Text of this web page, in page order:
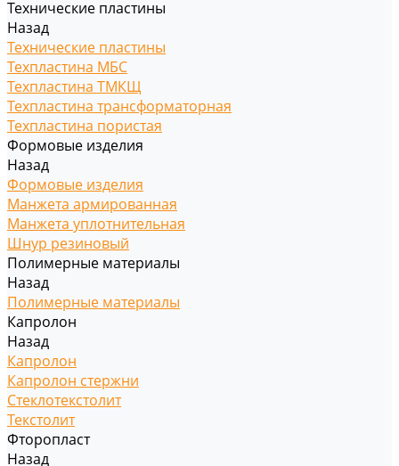
Технические пластины
Назад
Технические пластины
Техпластина МБС
Техпластина ТМКЩ
Техпластина трансформаторная
Техпластина пористая
Формовые изделия
Назад
Формовые изделия
Манжета армированная
Манжета уплотнительная
Шнур резиновый
Полимерные материалы
Назад
Полимерные материалы
Капролон
Назад
Капролон
Капролон стержни
Стеклотекстолит
Текстолит
Фторопласт
Назад